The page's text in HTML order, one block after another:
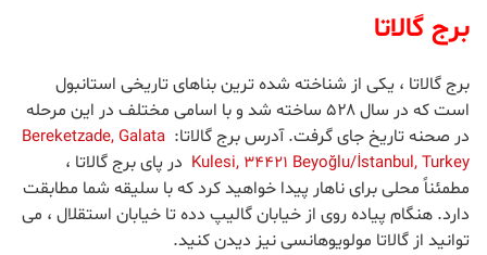
برج گالاتا
برج گالاتا ، یکی از شناخته شده ترین بناهای تاریخی استانبول
است که در سال ۵۲۸ ساخته شد و با اسامی مختلف در این مرحله
در صحنه تاریخ جای گرفت. آدرس برج گالاتا: Bereketzade, Galata
Kulesi, 34421 Beyoğlu/İstanbul, Turkey در پای برج گالاتا ،
مطمئناً محلی برای ناهار پیدا خواهید کرد که با سلیقه شما مطابقت
دارد. هنگام پیاده روی از خیابان گالیپ دده تا خیابان استقلال ، می
توانید از گالاتا مولویوهانسی نیز دیدن کنید.